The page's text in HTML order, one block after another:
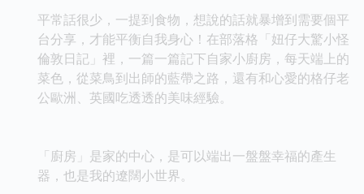
平常話很少，一提到食物，想說的話就暴增到需要個平
台分享，才能平衡自我身心！在部落格「妞仔大驚小怪
倫敦日記」裡，一篇一篇記下自家小廚房，每天端上的
菜色，從菜鳥到出師的藍帶之路，還有和心愛的格仔老
公歐洲、英國吃透透的美味經驗。
「廚房」是家的中心，是可以端出一盤盤幸福的產生
器，也是我的遼闊小世界。